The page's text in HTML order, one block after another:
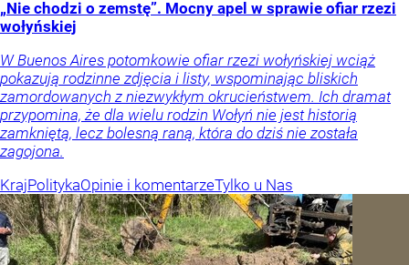
„Nie chodzi o zemstę”. Mocny apel w sprawie ofiar rzezi
wołyńskiej
W Buenos Aires potomkowie ofiar rzezi wołyńskiej wciąż
pokazują rodzinne zdjęcia i listy, wspominając bliskich
zamordowanych z niezwykłym okrucieństwem. Ich dramat
przypomina, że dla wielu rodzin Wołyń nie jest historią
zamkniętą, lecz bolesną raną, która do dziś nie została
zagojona.
KrajPolitykaOpinie i komentarzeTylko u Nas